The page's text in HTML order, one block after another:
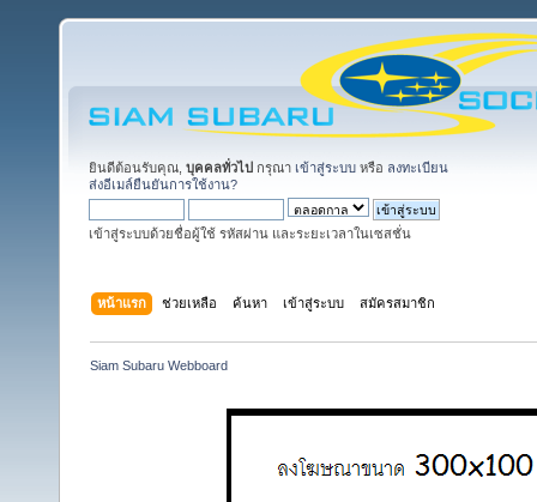
ยินดีต้อนรับคุณ, บุคคลทั่วไป กรุณา เข้าสู่ระบบ หรือ ลงทะเบียน
ส่งอีเมล์ยืนยันการใช้งาน?
เข้าสู่ระบบด้วยชื่อผู้ใช้ รหัสผ่าน และระยะเวลาในเซสชั่น
หน้าแรก ช่วยเหลือ ค้นหา เข้าสู่ระบบ สมัครสมาชิก
Siam Subaru Webboard